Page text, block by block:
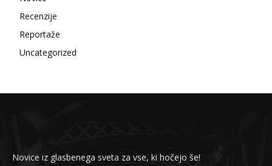
Recenzije
Reportaže
Uncategorized
Novice iz glasbenega sveta za vse, ki hočejo še!